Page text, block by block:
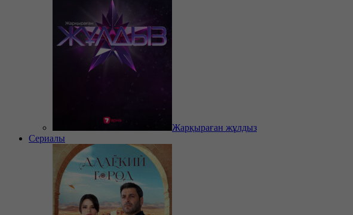
Жарқыраған жұлдыз
Сериалы